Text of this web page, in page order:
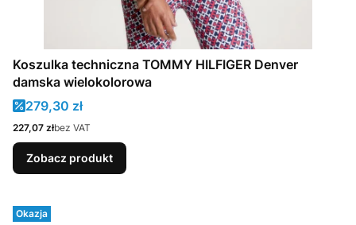
Koszulka techniczna TOMMY HILFIGER Denver
damska wielokolorowa
Cena promocyjna
279,30 zł
Cena
227,07 złbez VAT
Zobacz produkt
Okazja